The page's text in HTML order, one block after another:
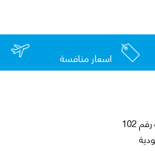
اسعار منافسة